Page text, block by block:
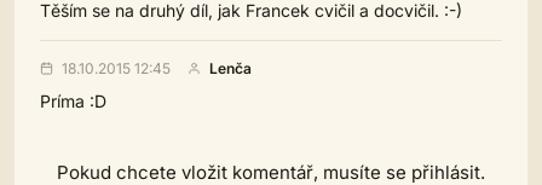
Těším se na druhý díl, jak Francek cvičil a docvičil. :-)
18.10.2015 12:45 Lenča
Príma :D
Pokud chcete vložit komentář, musíte se přihlásit.